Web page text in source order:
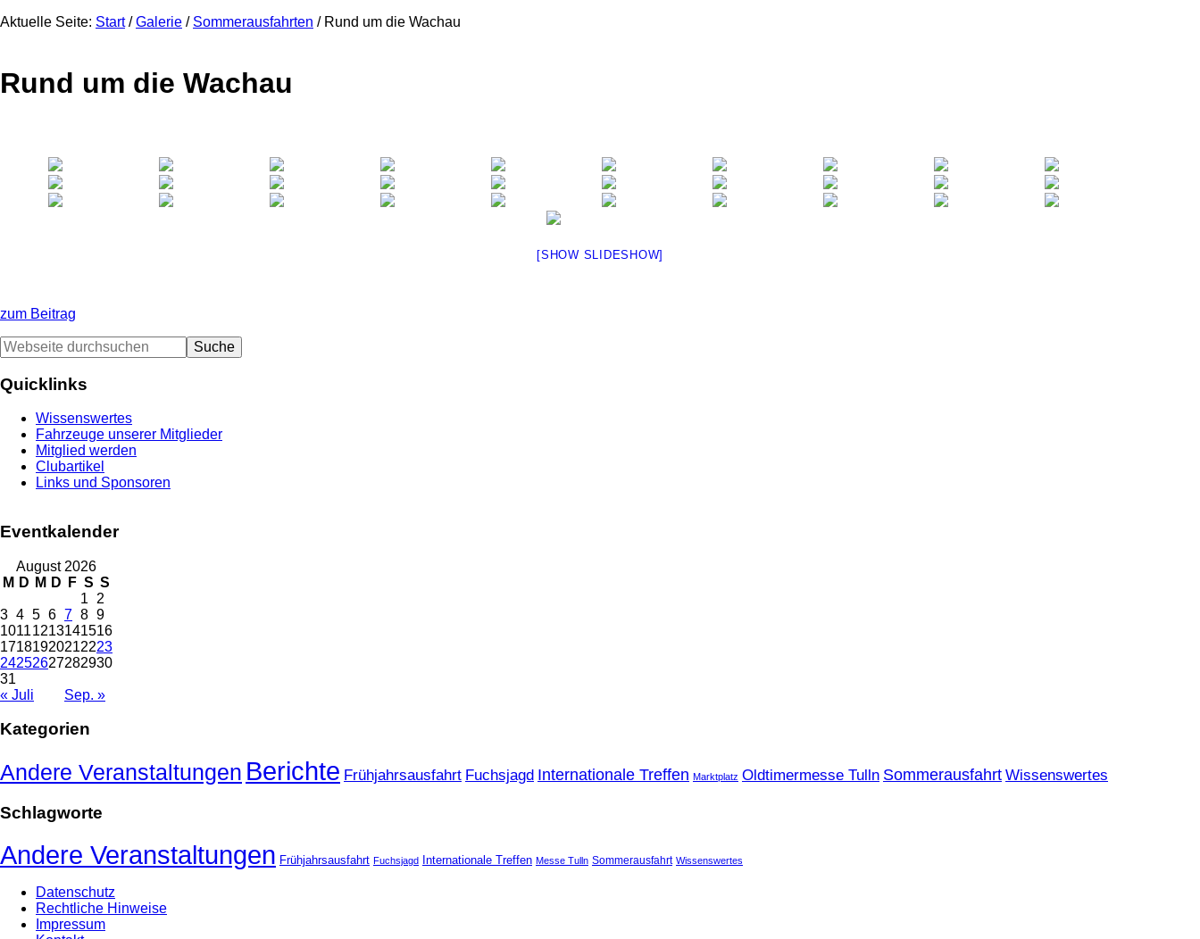
Aktuelle Seite: Start / Galerie / Sommerausfahrten /Rund um die Wachau
Rund um die Wachau
[SHOW SLIDESHOW]
zum Beitrag
Seitenspalte
Webseite
durchsuchen
Quicklinks
Wissenswertes
Fahrzeuge unserer Mitglieder
Mitglied werden
Clubartikel
Links und Sponsoren
Eventkalender
August 2026
M D M D F S S
1
2
3 4 5 6 7 8 9
10111213141516
17181920212223
24252627282930
31
« Juli
Sep. »
Kategorien
Andere Veranstaltungen Berichte Frühjahrsausfahrt Fuchsjagd Internationale Treffen Marktplatz Oldtimermesse Tulln Sommerausfahrt Wissenswertes
Schlagworte
Andere Veranstaltungen Frühjahrsausfahrt Fuchsjagd Internationale Treffen Messe Tulln Sommerausfahrt Wissenswertes
Datenschutz
Rechtliche Hinweise
Impressum